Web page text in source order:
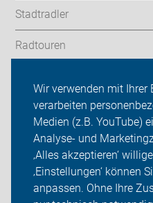
Wir verwenden mit Ihrer
verarbeiten
Medien (z.B. YouTube)
Analyse- und
‚Alles akzeptieren‘
‚Einstellungen‘ können
anpassen. Ohne Ihre
Stadtradler
Radtouren
ADFC Schwäbisch Hall
Sei dabei
Presse
Login